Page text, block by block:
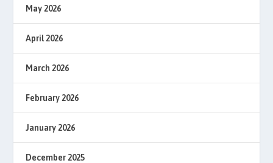
May 2026
April 2026
March 2026
February 2026
January 2026
December 2025